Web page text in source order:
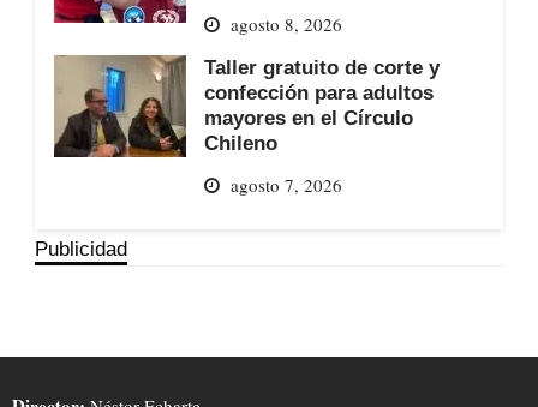
agosto 8, 2026
Taller gratuito de corte y
confección para adultos
mayores en el Círculo
Chileno
agosto 7, 2026
Publicidad